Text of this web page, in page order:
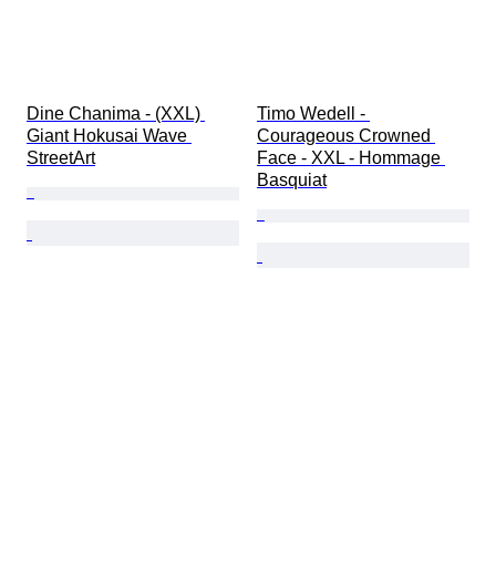
Dine Chanima - (XXL)
Giant Hokusai Wave
StreetArt
Timo Wedell -
Courageous Crowned
Face - XXL - Hommage
Basquiat